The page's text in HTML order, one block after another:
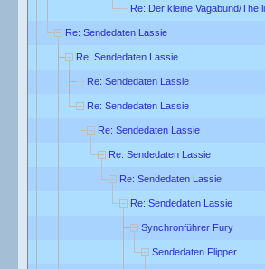
Re: Der kleine Vagabund/The
Re: Sendedaten Lassie
Re: Sendedaten Lassie
Re: Sendedaten Lassie
Re: Sendedaten Lassie
Re: Sendedaten Lassie
Re: Sendedaten Lassie
Re: Sendedaten Lassie
Re: Sendedaten Lassie
Synchronführer Fury
Sendedaten Flipper